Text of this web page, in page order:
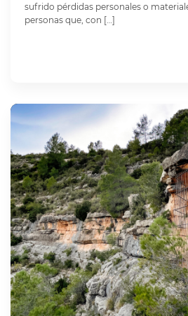
sufrido pérdidas personales o
personas que, con […]